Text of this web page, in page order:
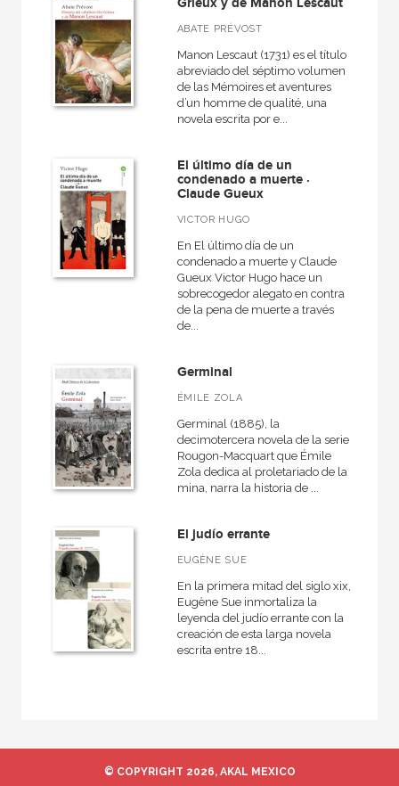
ABATE PRÉVOST
Manon Lescaut (1731) es el título
abreviado del séptimo volumen
de las Mémoires et aventures
d’un homme de qualité, una
novela escrita por e...
El último día de un
condenado a muerte ·
Claude Gueux
VICTOR HUGO
En El último día de un
condenado a muerte y Claude
Gueux Victor Hugo hace un
sobrecogedor alegato en contra
de la pena de muerte a través
de...
Germinal
ÉMILE ZOLA
Germinal (1885), la
decimotercera novela de la serie
Rougon-Macquart que Émile
Zola dedica al proletariado de la
mina, narra la historia de ...
El judío errante
EUGÈNE SUE
En la primera mitad del siglo xix,
Eugène Sue inmortaliza la
leyenda del judío errante con la
creación de esta larga novela
escrita entre 18...
© COPYRIGHT 2026, AKAL MEXICO